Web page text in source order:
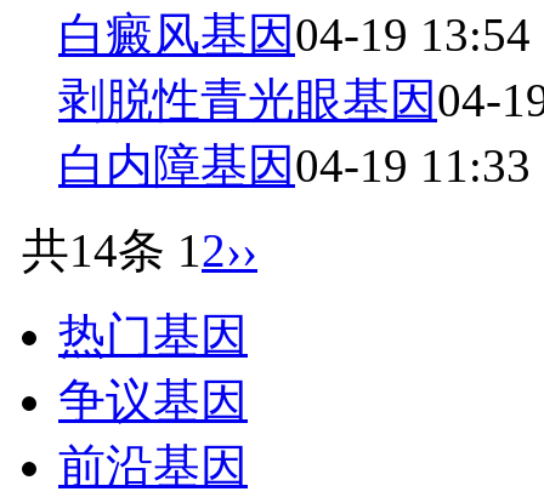
白癜风基因04-19 13:54
剥脱性青光眼基因04-
白内障基因04-19 11:33
共14条 12››
热门基因
争议基因
前沿基因